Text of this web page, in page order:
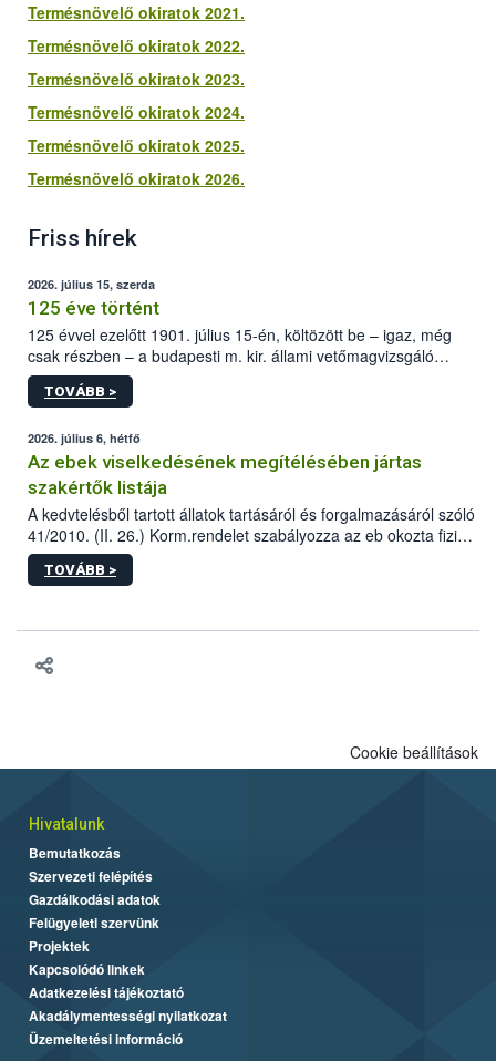
Termésnövelő okiratok 2021.
Termésnövelő okiratok 2022.
Termésnövelő okiratok 2023.
Termésnövelő okiratok 2024.
Termésnövelő okiratok 2025.
Termésnövelő okiratok 2026.
Friss hírek
2026. július 15, szerda
125 éve történt
125 évvel ezelőtt 1901. július 15-én, költözött be – igaz, még
csak részben – a budapesti m. kir. állami vetőmagvizsgáló
állomás a Kis Rókus utca 15. szám alatti, Czigler Győző által
tervezett új épületébe.
TOVÁBB >
2026. július 6, hétfő
Az ebek viselkedésének megítélésében jártas
szakértők listája
A kedvtelésből tartott állatok tartásáról és forgalmazásáról szóló
41/2010. (II. 26.) Korm.rendelet szabályozza az eb okozta fizikai
sérülés, illetve ennek veszélye keletkezésekor felmerülő
hatósági feladatokat, valamint a veszélyes eb tartását és annak
TOVÁBB >
Cookie beállítások
Hivatalunk
Bemutatkozás
Szervezeti felépítés
Gazdálkodási adatok
Felügyeleti szervünk
Projektek
Kapcsolódó linkek
Adatkezelési tájékoztató
Akadálymentességi nyilatkozat
Üzemeltetési információ